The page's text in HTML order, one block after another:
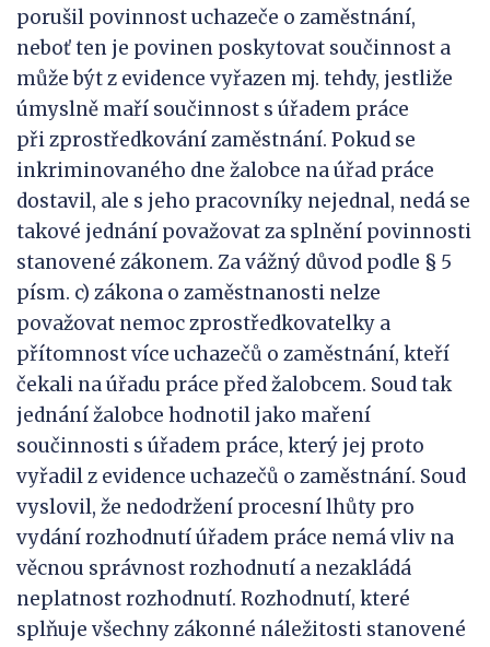
porušil povinnost uchazeče o zaměstnání,
neboť ten je povinen poskytovat součinnost a
může být z evidence vyřazen mj. tehdy, jestliže
úmyslně maří součinnost s úřadem práce
při zprostředkování zaměstnání. Pokud se
inkriminovaného dne žalobce na úřad práce
dostavil, ale s jeho pracovníky nejednal, nedá se
takové jednání považovat za splnění povinnosti
stanovené zákonem. Za vážný důvod podle § 5
písm. c) zákona o zaměstnanosti nelze
považovat nemoc zprostředkovatelky a
přítomnost více uchazečů o zaměstnání, kteří
čekali na úřadu práce před žalobcem. Soud tak
jednání žalobce hodnotil jako maření
součinnosti s úřadem práce, který jej proto
vyřadil z evidence uchazečů o zaměstnání. Soud
vyslovil, že nedodržení procesní lhůty pro
vydání rozhodnutí úřadem práce nemá vliv na
věcnou správnost rozhodnutí a nezakládá
neplatnost rozhodnutí. Rozhodnutí, které
splňuje všechny zákonné náležitosti stanovené